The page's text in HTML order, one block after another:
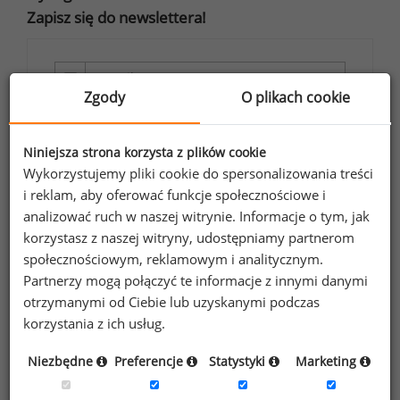
Zapisz się do newslettera!
formularzu przez Sedlak Sedlak sp. z o.o.
sp. k. w celu otrzymywania bezpłatnego
newsletter’a portalu wynagrodzenia.pl.
Wyrażam zgodę na przesyłanie na podany
adres e-mail ofert handlowych oraz
informacji marketingowych. Oświadczam,
że zapoznałem się z treściąinformacji na
temat przetwarzania
Zapisz
Zgody O plikach cookie
Niniejsza strona korzysta z plików cookie
Wykorzystujemy pliki cookie do spersonalizowania treści
i reklam, aby oferować funkcje społecznościowe i
analizować ruch w naszej witrynie. Informacje o tym, jak
korzystasz z naszej witryny, udostępniamy partnerom
społecznościowym, reklamowym i analitycznym.
Partnerzy mogą połączyć te informacje z innymi danymi
otrzymanymi od Ciebie lub uzyskanymi podczas
korzystania z ich usług.
Niezbędne Preferencje Statystyki Marketing